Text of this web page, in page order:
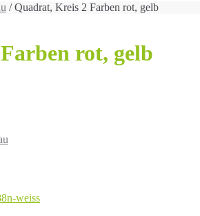
/ Quadrat, Kreis 2 Farben rot, gelb
rot, gelb